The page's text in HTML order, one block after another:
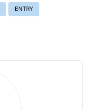
ENTRY